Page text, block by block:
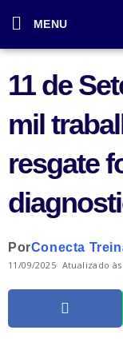
MENU
11 de
mil
resgate
PorConecta
11/09/2025 Atualizado